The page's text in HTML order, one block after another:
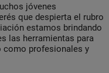
jóvenes
que despierta el rubro
estamos brindando
las herramientas para
como profesionales y